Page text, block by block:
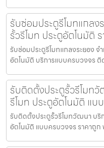
รับซ่อมประตูรีโมทแกล
รั้วรีโมท ประตูอัตโนมัติ
รับซ่อมประตูรีโมทแกลงระยอง จ
อัตโนมัติ บริการแบบครบวงจร
รับติดตั้งประตูรั้วรีโมท
รีโมท ประตูอัตโนมัติ แบ
รับติดตั้งประตูรั้วรีโมทวัฒนา บริ
อัตโนมัติ แบบครบวงจร ราคาถูก